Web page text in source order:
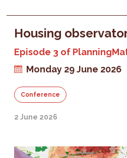
Housing
Episode 3 of
Monday 29 June 2026
Conference
2 June 2026